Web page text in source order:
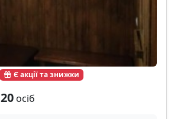
Є акції та знижки
20 осіб